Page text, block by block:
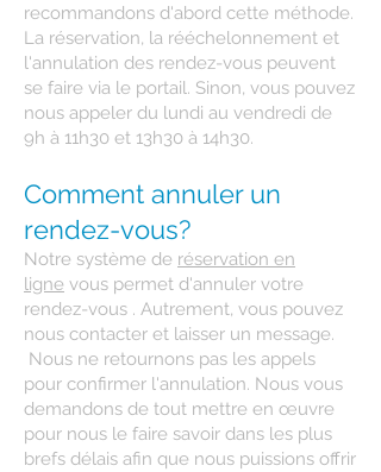
recommandons d'abord cette méthode.
La réservation, la rééchelonnement et
l'annulation des rendez-vous peuvent
se faire via le portail. Sinon, vous pouvez
nous appeler du lundi au vendredi de
9h à 11h30 et 13h30 à 14h30.
Comment annuler un
rendez-vous?
Notre système de réservation en
ligne vous permet d'annuler votre
rendez-vous . Autrement, vous pouvez
nous contacter et laisser un message.
Nous ne retournons pas les appels
pour confirmer l'annulation. Nous vous
demandons de tout mettre en œuvre
pour nous le faire savoir dans les plus
brefs délais afin que nous puissions offrir